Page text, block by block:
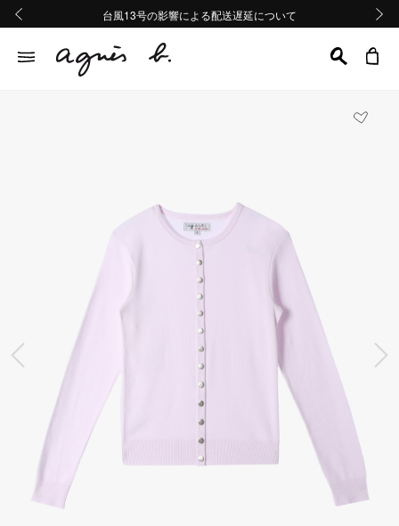
熊本地域地震の影響による配送遅延について
Summer Sale 2buy10%OFF!!
台風13号の影響による配送遅延について
熊本地域地震の影響による配送遅延について
Summer Sale 2buy10%OFF!!
前の画像